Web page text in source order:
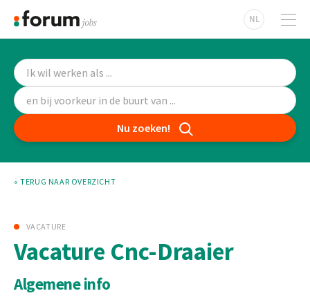
NL
Nu zoeken!
« TERUG NAAR OVERZICHT
VACATURE
Vacature Cnc-Draaier
Algemene info